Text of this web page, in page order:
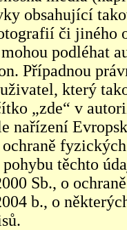
obsahující
či jiného
podléhat
Případnou
uživatel, který
„zde“ v
nařízení
těchto
Sb., o
b., o